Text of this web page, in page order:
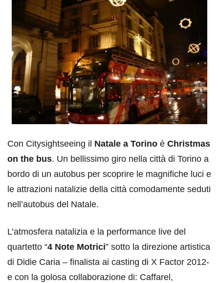
Con Citysightseeing il Natale a Torino è Christmas
on the bus. Un bellissimo giro nella città di Torino a
bordo di un autobus per scoprire le magnifiche luci e
le attrazioni natalizie della città comodamente seduti
nell’autobus del Natale.
L’atmosfera natalizia e la performance live del
quartetto “4 Note Motrici” sotto la direzione artistica
di Didie Caria – finalista ai casting di X Factor 2012-
e con la golosa collaborazione di: Caffarel,